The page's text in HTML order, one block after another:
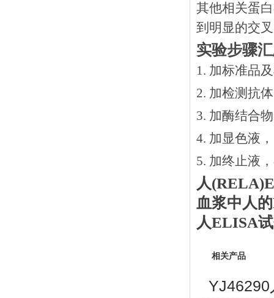
其他相关蛋
到明显的交
实验步骤
1. 加标准品
2. 加检测抗
3. 加酶结合
4. 加显色液
5. 加终止液
人(RELA)
血浆中 人的
人ELISA
相关产品
YJ46290